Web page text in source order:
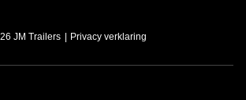
JM Trailers Privacy verklaring